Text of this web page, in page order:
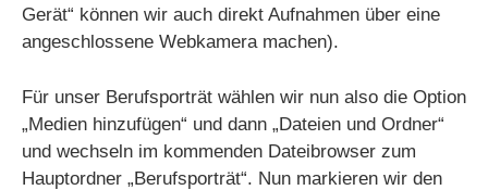
Gerät“ können wir auch direkt Aufnahmen über eine
angeschlossene Webkamera machen).
Für unser Berufsporträt wählen wir nun also die Option
„Medien hinzufügen“ und dann „Dateien und Ordner“
und wechseln im kommenden Dateibrowser zum
Hauptordner „Berufsporträt“. Nun markieren wir den